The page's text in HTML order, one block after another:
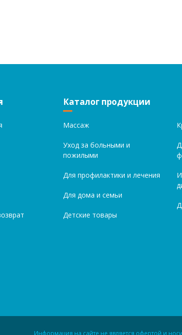
Каталог продукции
Массаж
Уход за больными и
пожилыми
Для профилактики и лечения
Для дома и семьи
Детские товары
Информация на сайте не является офертой и